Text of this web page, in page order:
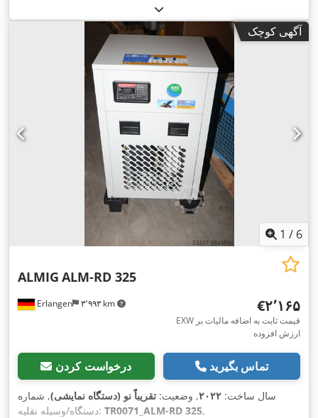
آگهی کوچک
1 / 6
Erlangen ۳٬۹۹۳ km
ALMIG ALM-RD 325
‎€۲٬۱۶۵
EXW قیمت ثابت به اضافه مالیات بر
ارزش افزوده
درخواست کردن تماس بگیرید
سال ساخت: ۲۰۲۲, وضعیت: تقریباً نو (دستگاه نمایشی), شماره
دستگاه/وسیله نقلیه: TR0071_ALM-RD 325,